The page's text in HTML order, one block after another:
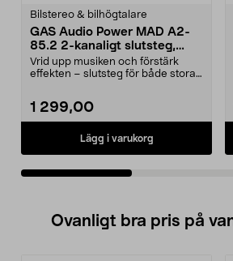
Bilstereo & bilhögtalare
GAS Audio Power MAD A2-
85.2 2-kanaligt slutsteg,
2x85W RMS
Vrid upp musiken och förstärk
effekten – slutsteg för både stora
1 299,00
Lägg i varukorg
Ovanligt bra pris på